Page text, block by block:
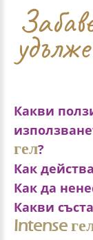
Какви
гел?
спомага за:
Как действа
3
Как да
Само за
Какви
Intense